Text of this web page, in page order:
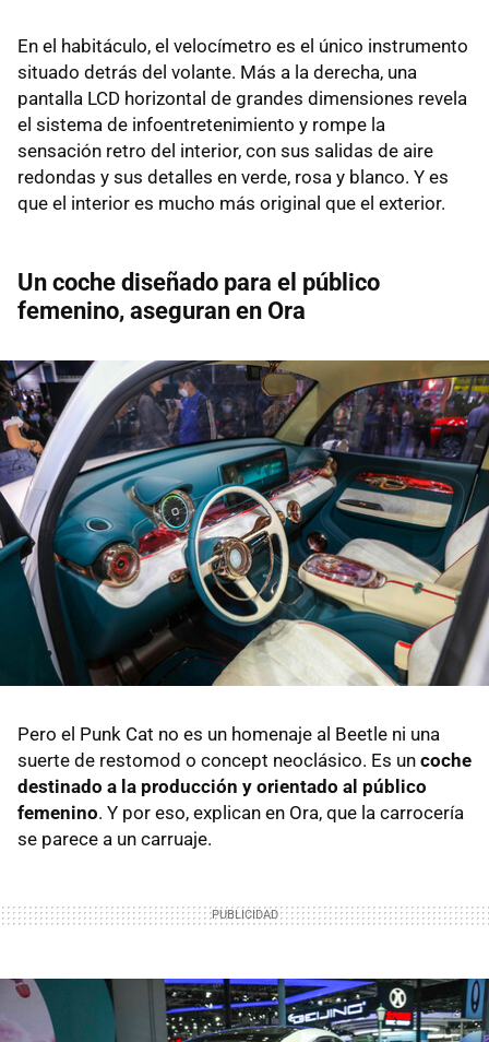
En el habitáculo, el velocímetro es el único instrumento
situado detrás del volante. Más a la derecha, una
pantalla LCD horizontal de grandes dimensiones revela
el sistema de infoentretenimiento y rompe la
sensación retro del interior, con sus salidas de aire
redondas y sus detalles en verde, rosa y blanco. Y es
que el interior es mucho más original que el exterior.
Un coche diseñado para el público
femenino, aseguran en Ora
Pero el Punk Cat no es un homenaje al Beetle ni una
suerte de restomod o concept neoclásico. Es un coche
destinado a la producción y orientado al público
femenino. Y por eso, explican en Ora, que la carrocería
se parece a un carruaje.